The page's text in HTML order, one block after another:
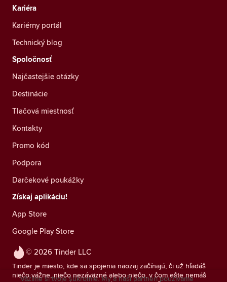
© 2026 Tinder LLC
Tinder je miesto, kde sa spojenia naozaj začínajú, či už hľadáš
niečo vážne, niečo nezáväzné alebo niečo, v čom ešte nemáš
Kariéra
Kariérny portál
Technický blog
Spoločnosť
Najčastejšie otázky
Destinácie
Tlačová miestnosť
Kontakty
Promo kód
Podpora
Darčekové poukážky
Získaj aplikáciu!
App Store
Google Play Store
Vážime si tvoje súkromie. My a naši partneri používame